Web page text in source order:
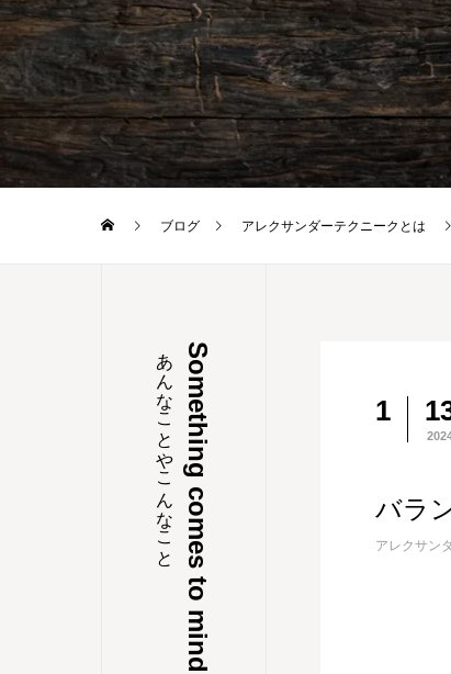
ブログ アレクサンダーテクニークとは
Something comes to mind
あんなことやこんなこと 1
バラ
アレクサン